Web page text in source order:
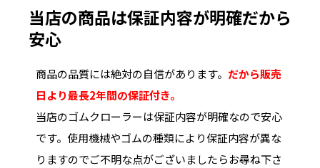
当店の商品は保証内容が明確だから
安心
商品の品質には絶対の自信があります。 だから販売
日より最長2年間の保証付き。
当店のゴムクローラーは保証内容が明確なので安心
です。使用機械やゴムの種類により保証内容が異な
りますのでご不明な点がございましたらお尋ね下さ